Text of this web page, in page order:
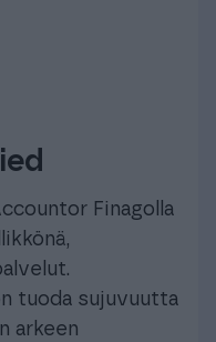
Finagolla
tuoda sujuvuutta
arkeen